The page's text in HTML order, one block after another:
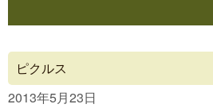
Concept
ピクルス
2013年5月23日